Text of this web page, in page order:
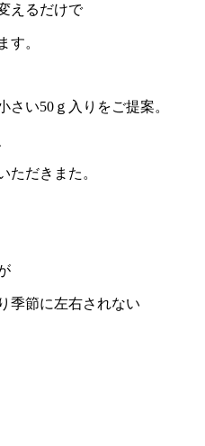
えるだけで
す。
い50ｇ入りをご提案。
ただきまた。
季節に左右されない